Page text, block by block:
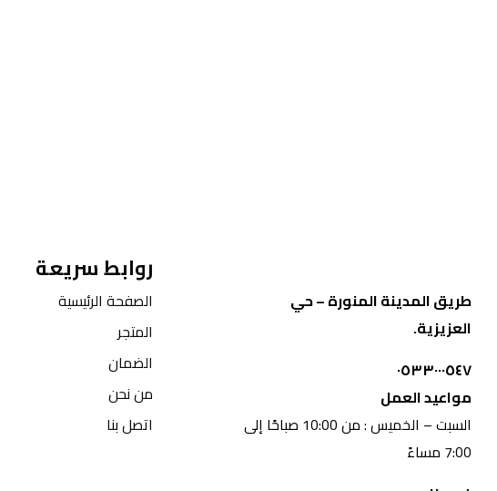
طريق المدينة المنورة – حي
العزيزية.
٠٥٣٣٠٠٠٥٤٧
مواعيد العمل
السبت – الخميس : من 10:00 صباحًا إلى
7:00 مساءً
روابط سريعة
الصفحة الرئيسية
المتجر
الضمان
من نحن
اتصل بنا